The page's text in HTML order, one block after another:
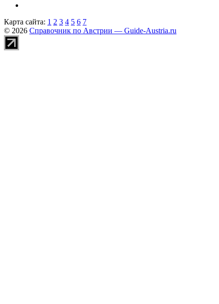
Карта сайта: 1 2 3 4 5 6 7
© 2026 Справочник по Австрии — Guide-Austria.ru